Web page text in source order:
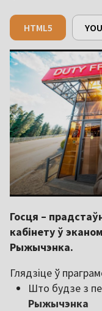
HTML5
Госця –
кабінету ў
Рыжычэнка.
Глядзіце ў
Што будзе з
Рыжычэнка